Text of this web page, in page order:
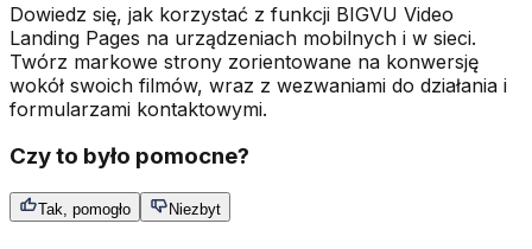
Dowiedz się, jak korzystać z funkcji BIGVU Video
Landing Pages na urządzeniach mobilnych i w sieci.
Twórz markowe strony zorientowane na konwersję
wokół swoich filmów, wraz z wezwaniami do działania i
formularzami kontaktowymi.
Czy to było pomocne?
Tak, pomogło Niezbyt